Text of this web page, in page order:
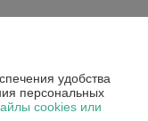
удобства
персональных
cookies или